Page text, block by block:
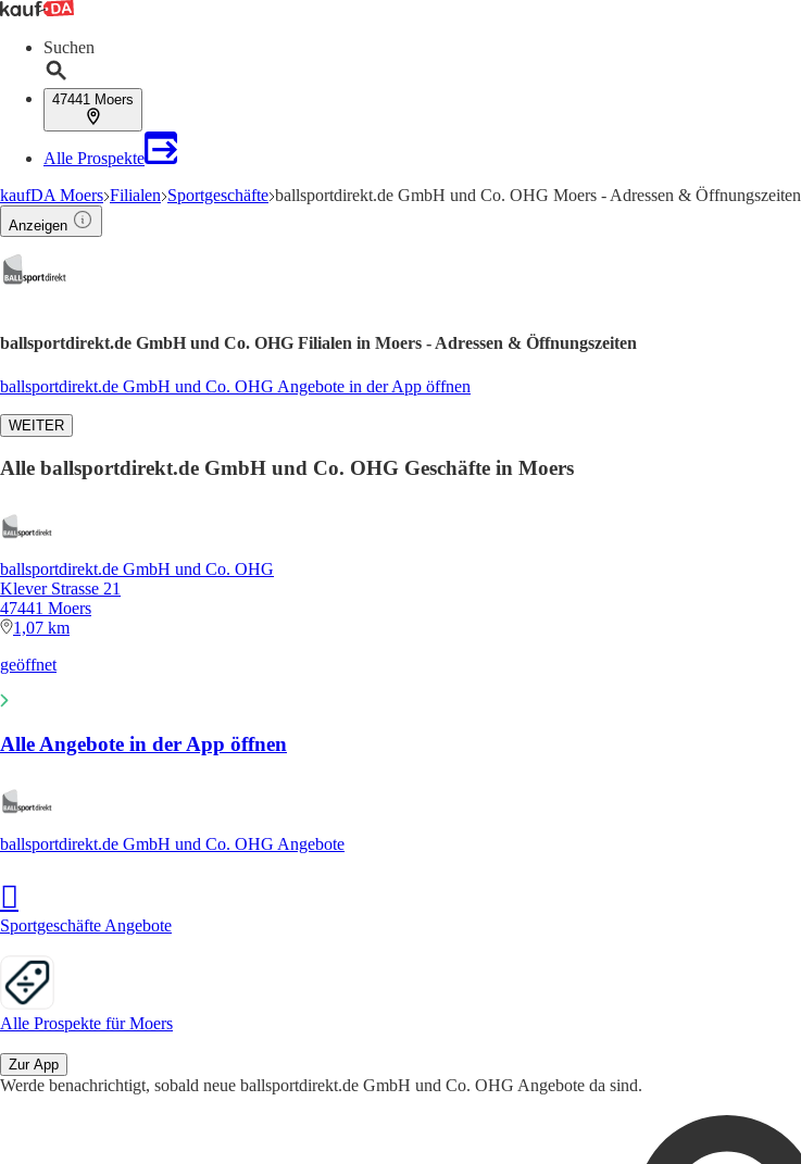
Suchen
47441 Moers
Alle Prospekte
kaufDA Moers Filialen Sportgeschäfte ballsportdirekt.de GmbH und Co. OHG Moers - Adressen & Öffnungszeiten
Anzeigen
ballsportdirekt.de GmbH und Co. OHG Filialen in Moers - Adressen & Öffnungszeiten
ballsportdirekt.de GmbH und Co. OHG Angebote in der App öffnen
WEITER
Alle ballsportdirekt.de GmbH und Co. OHG Geschäfte in Moers
ballsportdirekt.de GmbH und Co. OHG
Klever Strasse 21
47441 Moers
1,07 km
geöffnet
Alle Angebote in der App öffnen
ballsportdirekt.de GmbH und Co. OHG Angebote
Sportgeschäfte Angebote
Alle Prospekte für Moers
Zur App
Werde benachrichtigt, sobald neue ballsportdirekt.de GmbH und Co. OHG Angebote da sind.